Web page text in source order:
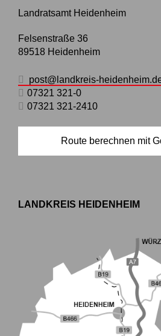
Landratsamt Heidenheim
Felsenstraße 36
89518 Heidenheim
post@landkreis-
07321 321-0
07321 321-2410
Route berechnen mit
LANDKREIS HEIDENHEIM